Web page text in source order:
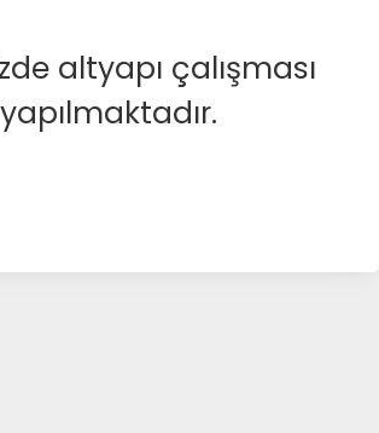
altyapı çalışması
yapılmaktadır.